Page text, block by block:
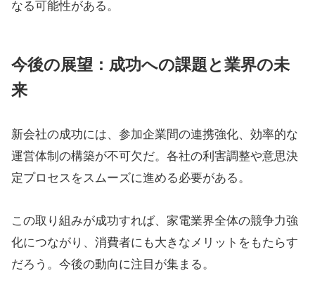
なる可能性がある。
今後の展望：成功への課題と業界の未
来
新会社の成功には、参加企業間の連携強化、効率的な
運営体制の構築が不可欠だ。各社の利害調整や意思決
定プロセスをスムーズに進める必要がある。
この取り組みが成功すれば、家電業界全体の競争力強
化につながり、消費者にも大きなメリットをもたらす
だろう。今後の動向に注目が集まる。